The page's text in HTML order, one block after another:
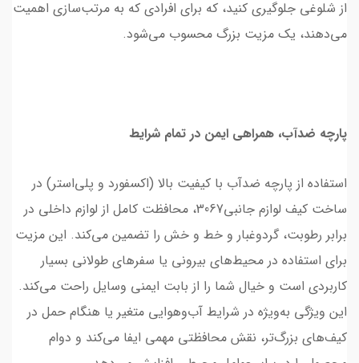
از شلوغی جلوگیری کنید، که برای افرادی که به مرتب‌سازی اهمیت
می‌دهند، یک مزیت بزرگ محسوب می‌شود.
پارچه ضدآب، همراهی ایمن در تمام شرایط
استفاده از پارچه ضدآب با کیفیت بالا (اکسفورد و پلی‌استر) در
ساخت کیف لوازم جانبی3067، محافظت کامل از لوازم داخلی در
برابر رطوبت، گردوغبار و خط و خش را تضمین می‌کند. این مزیت
برای استفاده در محیط‌های بیرونی یا سفرهای طولانی بسیار
کاربردی است و خیال شما را از بابت ایمنی وسایل راحت می‌کند.
این ویژگی به‌ویژه در شرایط آب‌وهوایی متغیر یا هنگام حمل در
کیف‌های بزرگ‌تر، نقش محافظتی مهمی ایفا می‌کند و دوام